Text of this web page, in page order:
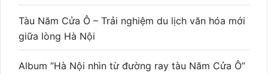
Tàu Năm Cửa Ô – Trải nghiệm du lịch văn hóa mới
giữa lòng Hà Nội
Album “Hà Nội nhìn từ đường ray tàu Năm Cửa Ô”